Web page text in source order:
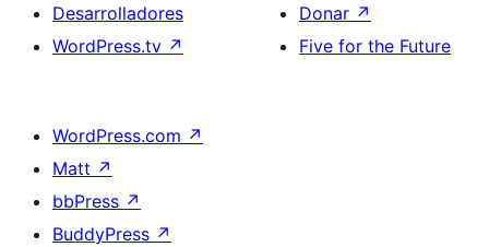
Desarrolladores
WordPress.tv ↗
Donar ↗
Five for the Future
WordPress.com ↗
Matt ↗
bbPress ↗
BuddyPress ↗